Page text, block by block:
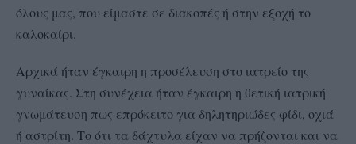
όλους μας, που είμαστε σε διακοπές ή στην εξοχή το
καλοκαίρι.
Αρχικά ήταν έγκαιρη η προσέλευση στο ιατρείο της
γυναίκας. Στη συνέχεια ήταν έγκαιρη η θετική ιατρική
γνωμάτευση πως επρόκειτο για δηλητηριώδες φίδι, οχιά
ή αστρίτη. Το ότι τα δάχτυλα είχαν να πρήζονται και να